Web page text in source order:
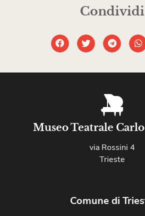
Condividi
Museo Teatrale
via Rossini 4
Trieste
Comune di